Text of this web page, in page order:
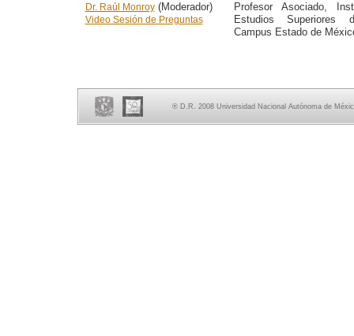
Dr. Raúl Monroy(Moderador)
Video Sesión de Preguntas
Profesor Asociado,
Estudios Superiores
Campus Estado de
® D.R. 2008 Universidad Nacional Autónoma de